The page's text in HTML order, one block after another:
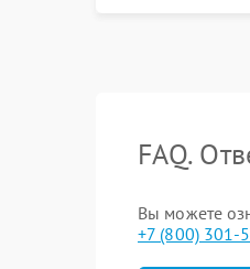
FAQ.
Вы можете
+7 (800) 301-